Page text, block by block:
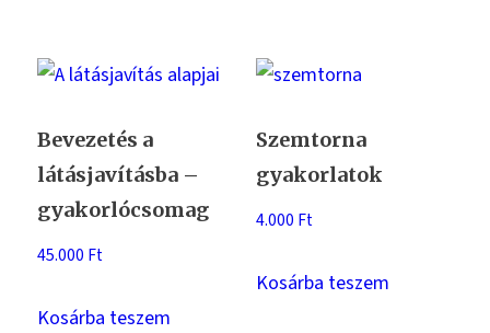
Bevezetés a
látásjavításba –
gyakorlócsomag
45.000 Ft
Kosárba teszem
Szemtorna
gyakorlatok
4.000 Ft
Kosárba teszem